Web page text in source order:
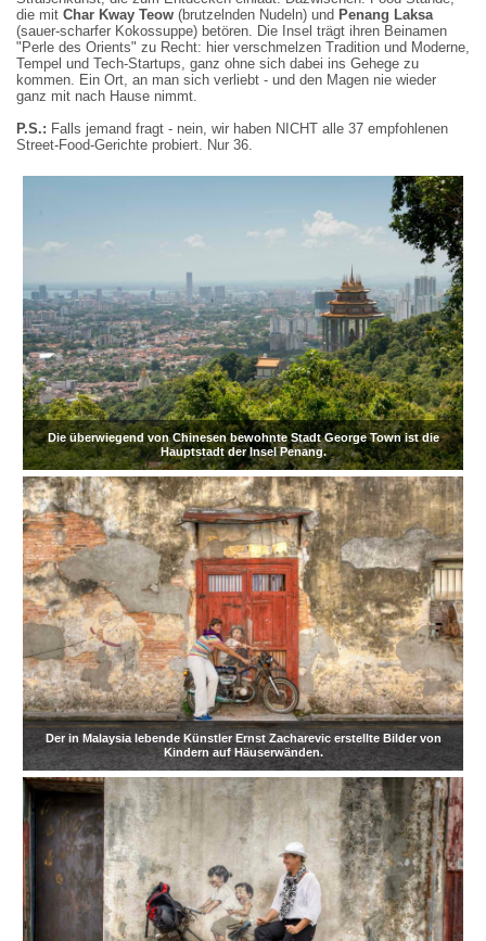
die mit Char Kway Teow (brutzelnden Nudeln) und Penang Laksa
(sauer-scharfer Kokossuppe) betören. Die Insel trägt ihren Beinamen
"Perle des Orients" zu Recht: hier verschmelzen Tradition und Moderne,
Tempel und Tech-Startups, ganz ohne sich dabei ins Gehege zu
kommen. Ein Ort, an man sich verliebt - und den Magen nie wieder
ganz mit nach Hause nimmt.
P.S.: Falls jemand fragt - nein, wir haben NICHT alle 37 empfohlenen
Street-Food-Gerichte probiert. Nur 36.
Die überwiegend von Chinesen bewohnte Stadt George Town ist die
Hauptstadt der Insel Penang.
Der in Malaysia lebende Künstler Ernst Zacharevic erstellte Bilder von
Kindern auf Häuserwänden.